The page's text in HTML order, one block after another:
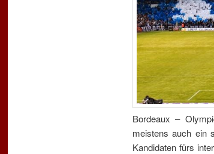
Bordeaux –
meistens auch ein
Kandidaten fürs